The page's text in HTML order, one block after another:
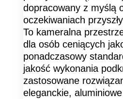
dopracowany z myślą
oczekiwaniach
To kameralna
dla osób ceniących
ponadczasowy
jakość wykonania
zastosowane
eleganckie,